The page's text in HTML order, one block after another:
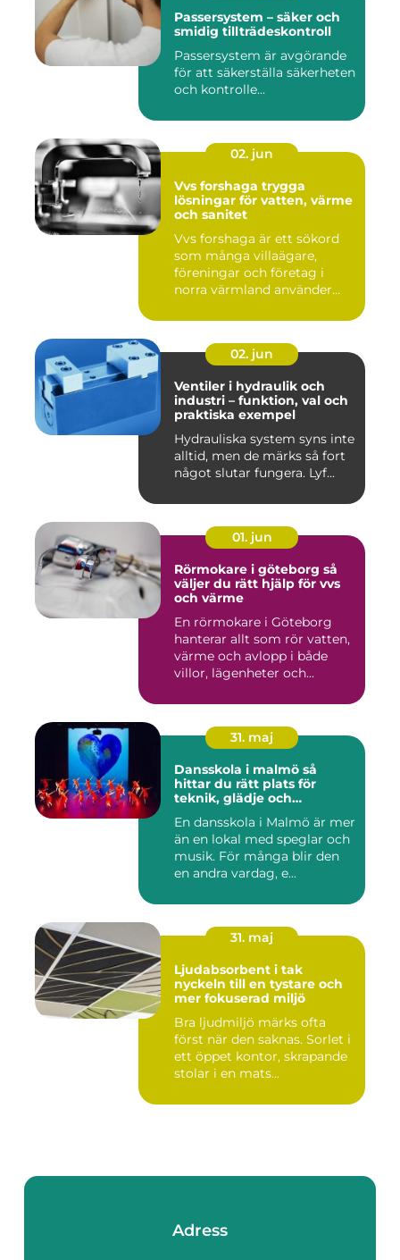
Passersystem – säker och
smidig tillträdeskontroll
Passersystem är avgörande
för att säkerställa säkerheten
och kontrolle...
02. jun
Vvs forshaga trygga
lösningar för vatten, värme
och sanitet
Vvs forshaga är ett sökord
som många villaägare,
föreningar och företag i
norra värmland använder
02. jun
Ventiler i hydraulik och
industri – funktion, val och
praktiska exempel
Hydrauliska system syns inte
alltid, men de märks så fort
något slutar fungera. Lyf...
01. jun
Rörmokare i göteborg så
väljer du rätt hjälp för vvs
och värme
En rörmokare i Göteborg
hanterar allt som rör vatten,
värme och avlopp i både
villor, lägenheter och...
31. maj
Dansskola i malmö så
hittar du rätt plats för
teknik, glädje och
En dansskola i Malmö är mer
än en lokal med speglar och
musik. För många blir den
en andra vardag, e...
31. maj
Ljudabsorbent i tak
nyckeln till en tystare och
mer fokuserad miljö
Bra ljudmiljö märks ofta
först när den saknas. Sorlet i
ett öppet kontor, skrapande
stolar i en mats...
Adress